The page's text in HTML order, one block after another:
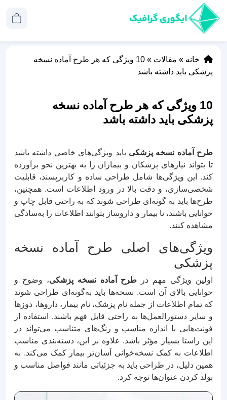
خانه » مقالات »
10 ویژگی که هر طرح آماده نسخه
پزشکی باید داشته باشد
10 ویژگی که هر طرح آماده نسخه
پزشکی باید داشته باشد
طرح آماده نسخه پزشکی باید ویژگی‌های خاصی داشته باشد
تا بتواند نیازهای پزشکان و بیماران را به بهترین نحو برآورده
کند. این ویژگی‌ها شامل طراحی ساده و کاربرپسند، قابلیت
شخصی‌سازی، و دقت بالا در ورود اطلاعات است. همچنین،
طرح‌ها باید به گونه‌ای طراحی شوند که به راحتی قابل چاپ و
خوانایی باشند، تا بیمار و داروساز بتوانند اطلاعات را به‌سادگی
مشاهده کنند.
ویژگی‌های اصلی طرح آماده نسخه
پزشکی
اولین ویژگی مهم در طرح آماده نسخه پزشکی، وضوح و
خوانایی بالای آن است. نسخه‌ها باید به‌گونه‌ای طراحی شوند
که تمام اطلاعات از جمله نام پزشک، نام بیمار، داروها، دوزها
و سایر دستورالعمل‌ها به راحتی قابل فهم باشند. استفاده از
فونت‌هایی با اندازه مناسب و رنگ‌های متناسب می‌تواند در
این راستا بسیار مؤثر باشد. علاوه بر این، دسته‌بندی مناسب
اطلاعات به کمک نسخه‌خوانی آسان‌تر بیمار کمک می‌کند. به
همین دلیل، در طراحی باید به جزئیاتی مانند فواصل مناسب و
بولد کردن عنوان‌ها توجه کرد.